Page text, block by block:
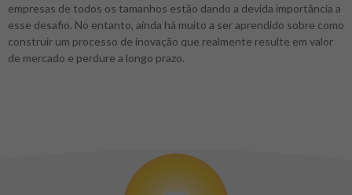
empresas de todos os tamanhos estão dando a devida importância a
esse desafio. No entanto, ainda há muito a ser aprendido sobre como
construir um processo de inovação que realmente resulte em valor
de mercado e perdure a longo prazo.